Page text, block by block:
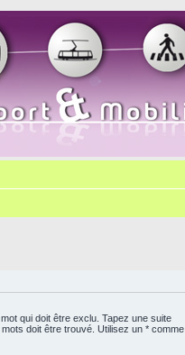
qui doit être exclu. Tapez une suite
doit être trouvé. Utilisez un * comme